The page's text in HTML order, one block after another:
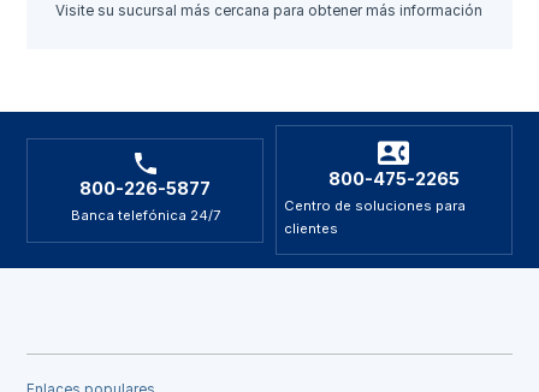
Visite su sucursal más cercana para obtener más información
800-226-5877
Banca telefónica 24/7
800-475-2265
Centro de soluciones para
clientes